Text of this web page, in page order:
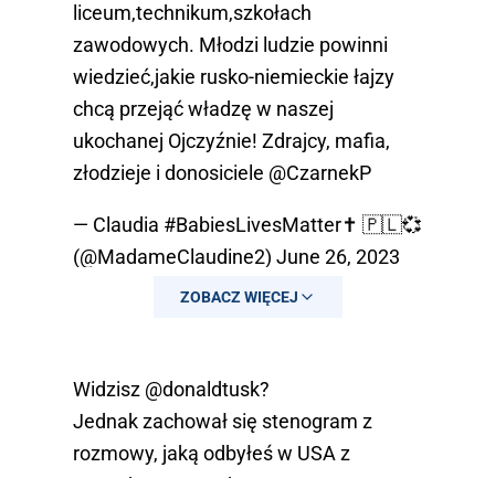
liceum,technikum,szkołach
zawodowych. Młodzi ludzie powinni
wiedzieć,jakie rusko-niemieckie łajzy
chcą przejąć władzę w naszej
ukochanej Ojczyźnie! Zdrajcy, mafia,
złodzieje i donosiciele @CzarnekP
— Claudia #BabiesLivesMatter✝️ 🇵🇱💞
(@MadameClaudine2) June 26, 2023
ZOBACZ WIĘCEJ
Widzisz @donaldtusk?
Jednak zachował się stenogram z
rozmowy, jaką odbyłeś w USA z